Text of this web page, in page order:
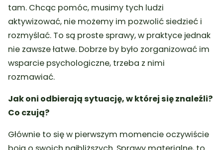
tam. Chcąc pomóc, musimy tych ludzi
aktywizować, nie możemy im pozwolić siedzieć i
rozmyślać. To są proste sprawy, w praktyce jednak
nie zawsze łatwe. Dobrze by było zorganizować im
wsparcie psychologiczne, trzeba z nimi
rozmawiać.
Jak oni odbierają sytuację, w której się znaleźli?
Co czują?
Głównie to się w pierwszym momencie oczywiście